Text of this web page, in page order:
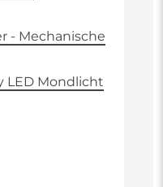
- Mechanische
LED Mondlicht